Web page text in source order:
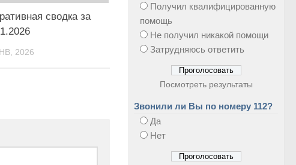
сводка за
2026
Получил квалифицированную
помощь
Не получил никакой помощи
Затрудняюсь ответить
Посмотреть результаты
Звонили ли Вы по номеру 112?
Да
Нет